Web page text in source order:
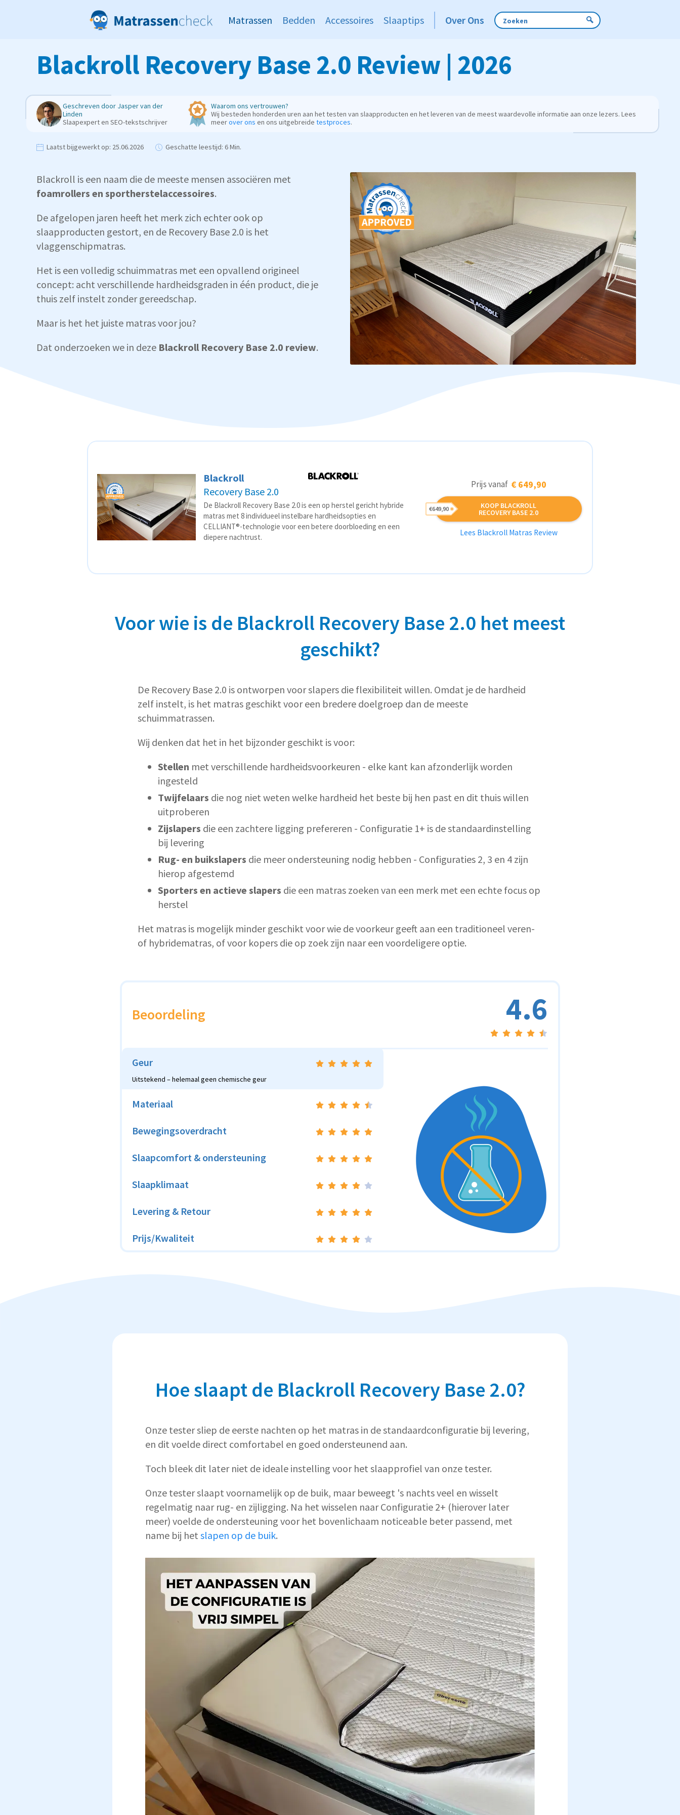
Matrassen Bedden Accessoires Slaaptips Over Ons
Blackroll Recovery Base 2.0 Review | 2026
Geschreven door Jasper van der
Linden
Slaapexpert en SEO-tekstschrijver
Waarom ons vertrouwen?
Wij besteden honderden uren aan het testen van slaapproducten en het leveren van de meest waardevolle informatie aan onze lezers. Lees
meerover ons en ons uitgebreide testproces.
Laatst bijgewerkt op: 25.06.2026 Geschatte leestijd: 6 Min.
Blackroll is een naam die de meeste mensen associëren met
foamrollers en sportherstelaccessoires.
De afgelopen jaren heeft het merk zich echter ook op
slaapproducten gestort, en de Recovery Base 2.0 is het
vlaggenschipmatras.
Het is een volledig schuimmatras met een opvallend origineel
concept: acht verschillende hardheidsgraden in één product, die je
thuis zelf instelt zonder gereedschap.
Maar is het het juiste matras voor jou?
Dat onderzoeken we in deze Blackroll Recovery Base 2.0 review.
Blackroll
Recovery Base 2.0
De Blackroll Recovery Base 2.0 is een op herstel gericht hybride
matras met 8 individueel instelbare hardheidsopties en
CELLIANT®-technologie voor een betere doorbloeding en een
diepere nachtrust.
Prijs vanaf € 649,90
KOOP BLACKROLL
RECOVERY BASE 2.0
€649,90
Lees Blackroll Matras Review
Voor wie is de Blackroll Recovery Base 2.0 het meest
geschikt?
De Recovery Base 2.0 is ontworpen voor slapers die flexibiliteit willen. Omdat je de hardheid
zelf instelt, is het matras geschikt voor een bredere doelgroep dan de meeste
schuimmatrassen.
Wij denken dat het in het bijzonder geschikt is voor:
Stellen met verschillende hardheidsvoorkeuren - elke kant kan afzonderlijk worden
ingesteld
Twijfelaars die nog niet weten welke hardheid het beste bij hen past en dit thuis willen
uitproberen
Zijslapers die een zachtere ligging prefereren - Configuratie 1+ is de standaardinstelling
bij levering
Rug- en buikslapers die meer ondersteuning nodig hebben - Configuraties 2, 3 en 4 zijn
hierop afgestemd
Sporters en actieve slapers die een matras zoeken van een merk met een echte focus op
herstel
Het matras is mogelijk minder geschikt voor wie de voorkeur geeft aan een traditioneel veren-
of hybridematras, of voor kopers die op zoek zijn naar een voordeligere optie.
Beoordeling 4.6
Geur
Uitstekend – helemaal geen chemische geur
Materiaal
Bewegingsoverdracht
Slaapcomfort & ondersteuning
Slaapklimaat
Levering & Retour
Prijs/Kwaliteit
Hoe slaapt de Blackroll Recovery Base 2.0?
Onze tester sliep de eerste nachten op het matras in de standaardconfiguratie bij levering,
en dit voelde direct comfortabel en goed ondersteunend aan.
Toch bleek dit later niet de ideale instelling voor het slaapprofiel van onze tester.
Onze tester slaapt voornamelijk op de buik, maar beweegt 's nachts veel en wisselt
regelmatig naar rug- en zijligging. Na het wisselen naar Configuratie 2+ (hierover later
meer) voelde de ondersteuning voor het bovenlichaam noticeable beter passend, met
name bij het slapen op de buik.